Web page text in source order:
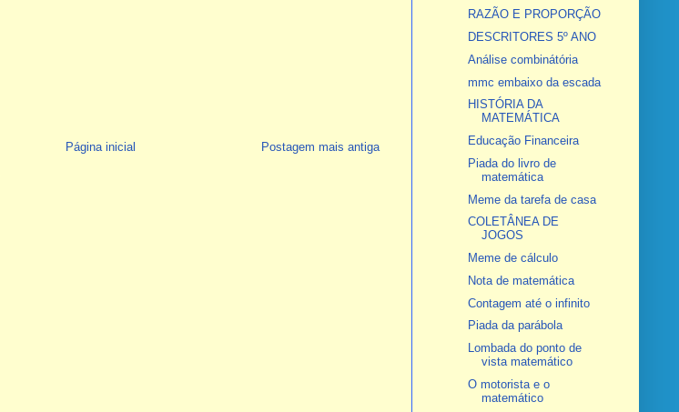
Postagem mais antiga
Página inicial
RAZÃO E PROPORÇÃO
DESCRITORES 5º ANO
Análise combinátória
mmc embaixo da escada
HISTÓRIA DA
MATEMÁTICA
Educação Financeira
Piada do livro de
matemática
Meme da tarefa de casa
COLETÂNEA DE
JOGOS
Meme de cálculo
Nota de matemática
Contagem até o infinito
Piada da parábola
Lombada do ponto de
vista matemático
O motorista e o
matemático